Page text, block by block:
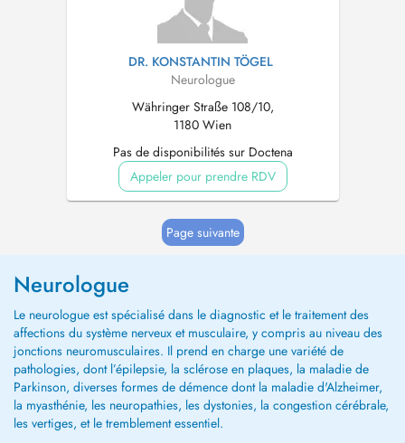
DR. KONSTANTIN TÖGEL
Neurologue
Währinger Straße 108/10,
1180 Wien
Pas de disponibilités sur Doctena
Appeler pour prendre RDV
Page suivante
Neurologue
Le neurologue est spécialisé dans le diagnostic et le traitement des
affections du système nerveux et musculaire, y compris au niveau des
jonctions neuromusculaires. Il prend en charge une variété de
pathologies, dont l’épilepsie, la sclérose en plaques, la maladie de
Parkinson, diverses formes de démence dont la maladie d'Alzheimer,
la myasthénie, les neuropathies, les dystonies, la congestion cérébrale,
les vertiges, et le tremblement essentiel.